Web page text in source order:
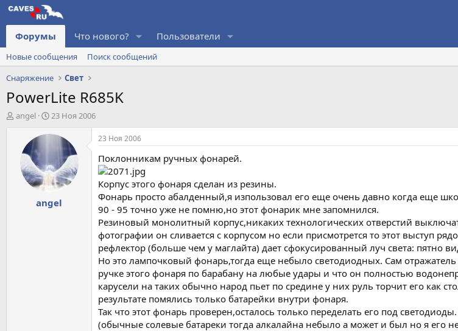
Форумы Что нового? Пользователи
Новые сообщения
Поиск сообщений
Снаряжение
Свет
PowerLite R685K
А
angel
Д
т
а
ч
а
л
23 Ноя 2006
angel
23 Ноя 2006
Поклонникам ручных фонарей.
Корпус этого фонаря сделан из резины.
Фонарь просто абалденный,я изпользовал его еще очень давно когда еще
90 - 95 точно уже не помню,но этот фонарик мне запомнился.
Резиновый монолитный корпус,никаких технологических отверстий
фотографии он сливается с корпусом но если присмотрется то этот выступ
рефлектор (больше чем у маглайта) дает сфокусированный луч света: пятно
Но это лампочковый фонарь,тогда еще небыло светодиодных. Сам
ручке этого фонаря по барабану на любые удары и что он полностью
карусели на таких обычно народ пьет по средине у них руль торчит его как
результате помялись только батарейки внутри фонаря.
Так что этот фонарь проверен,осталось только переделать его под
(обычные солевые батареки тогда алкалайна небыло а может и был но я его